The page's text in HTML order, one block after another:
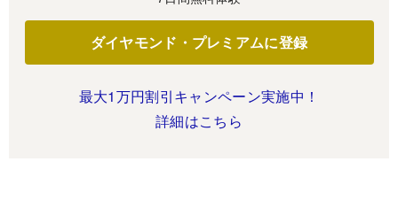
ダイヤモンド・プレミアムに登録
最大1万円割引キャンペーン実施中！
詳細はこちら